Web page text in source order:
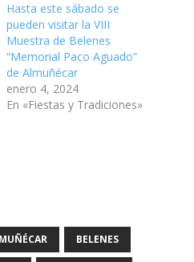
Hasta este sábado se
pueden visitar la VIII
Muestra de Belenes
“Memorial Paco Aguado”
de Almuñécar
enero 4, 2024
En «Fiestas y Tradiciones»
BELENES